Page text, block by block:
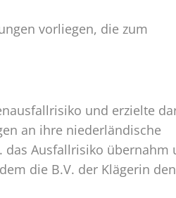
vorliegen, die zum
und erzielte
an ihre niederländische
das Ausfallrisiko übernahm
die B.V. der Klägerin den